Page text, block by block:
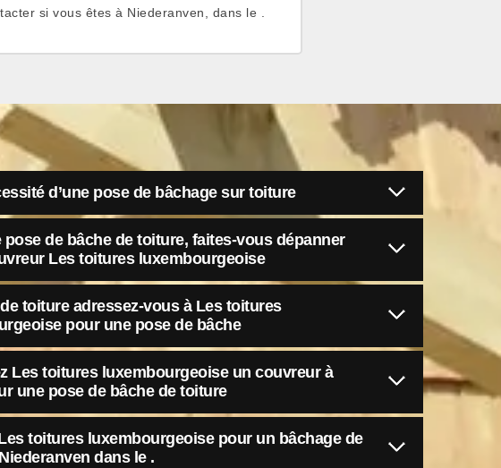
si vous êtes à Niederanven, dans le .
d’une pose de bâchage sur toiture
pose de bâche de toiture, faites-vous dépanner
Les toitures luxembourgeoise
toiture adressez-vous à Les toitures
pour une pose de bâche
Les toitures luxembourgeoise un couvreur à
une pose de bâche de toiture
toitures luxembourgeoise pour un bâchage de
dans le .